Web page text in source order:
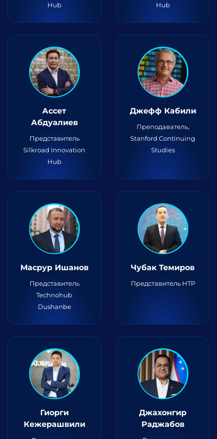
Hub
Hub
Ассет
Абдуалиев
Представитель
Silkroad Innovation
Hub
Джефф Кабили
Преподаватель,
Stanford Continuing
Studies
Масрур Ишанов
Представитель
Technohub
Dushanbe
Чубак Темиров
Представитель HTP
Гиорги
Кежерашвили
Джахонгир
Раджабов